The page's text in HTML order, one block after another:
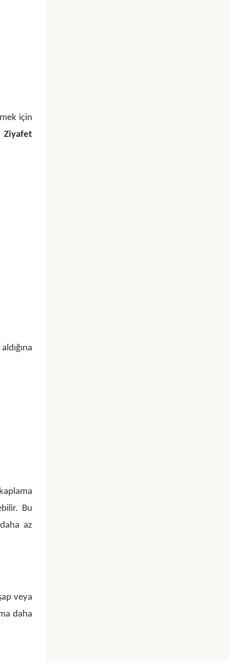
için
Ziyafet
Bu
az
veya
daha